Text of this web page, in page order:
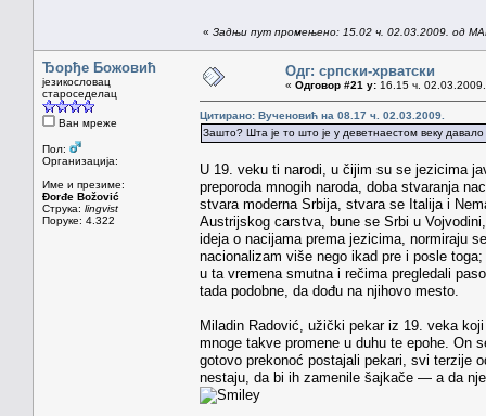
« Задњи пут промењено: 15.02 ч. 02.03.2009. од
Ђорђе Божовић
језикословац
староседелац
Ван мреже
Пол:
Организација:
Име и презиме:
Đorđe Božović
Струка: lingvist
Поруке: 4.322
Одг: српски-хрватски
« Одговор #21 у: 16.15 ч.
Цитирано: Вученовић на 08.17 ч. 02.03.2009.
Зашто? Шта је то што је у деветнаестом веку
U 19. veku ti narodi, u čijim su se jezicima
preporoda mnogih naroda, doba stvaranja
stvara moderna Srbija, stvara se Italija i
Austrijskog carstva, bune se Srbi u
ideja o nacijama prema jezicima, normiraju
nacionalizam više nego ikad pre i posle
u ta vremena smutna i rečima pregledali
tada podobne, da dođu na njihovo mesto.
Miladin Radović, užički pekar iz 19. veka
mnoge takve promene u duhu te epohe.
gotovo prekonoć postajali pekari, svi terzije
nestaju, da bi ih zamenile šajkače — a da